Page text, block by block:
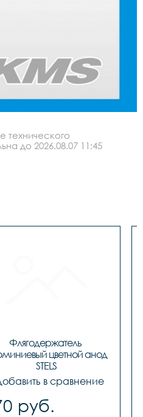
технического
до 2026.08.07 11:45
Флягодержатель
цветной анод
STELS
в сравнение
руб.